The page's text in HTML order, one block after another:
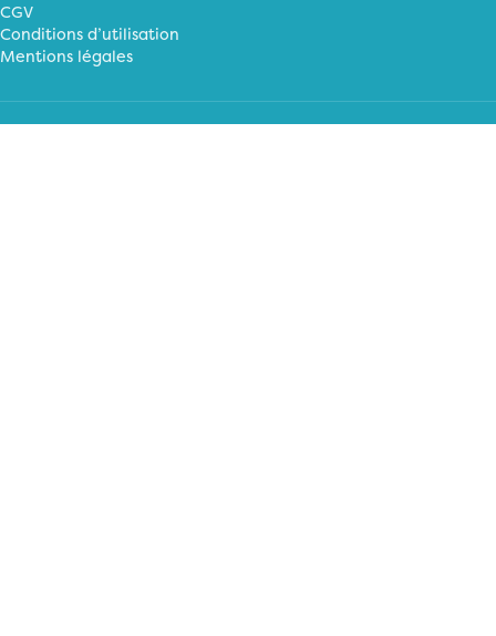
CGV
Conditions d’utilisation
Mentions légales